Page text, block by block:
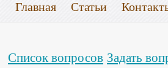
Главная Статьи
Список вопросов Задать